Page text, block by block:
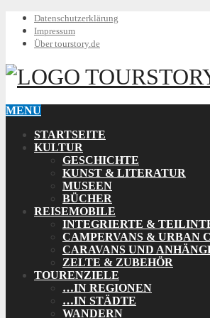
Datenschutzerklärung
Impressum
Über tourstory.de
MENU
STARTSEITE
KULTUR
GESCHICHTE
KUNST & LITERATUR
MUSEEN
BÜCHER
REISEMOBILE
INTEGRIERTE &
CAMPERVANS & URBAN
CARAVANS UND
ZELTE & ZUBEHÖR
TOURENZIELE
…IN REGIONEN
…IN STÄDTE
WANDERN